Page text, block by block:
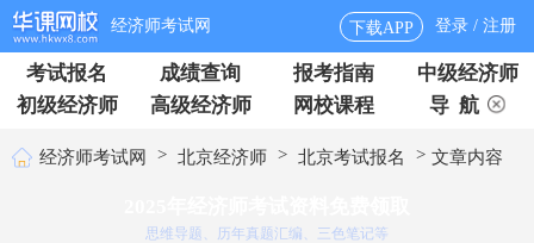
经济师考试网 下载APP 登录 / 注册
考试报名 成绩查询 报考指南
中级经济师
初级经济师
高级经济师 网校课程 导 航
经济师考试网 > 北京经济师 > 北京考试报名 > 文章内容
思维导题、历年真题汇编、三色笔记等